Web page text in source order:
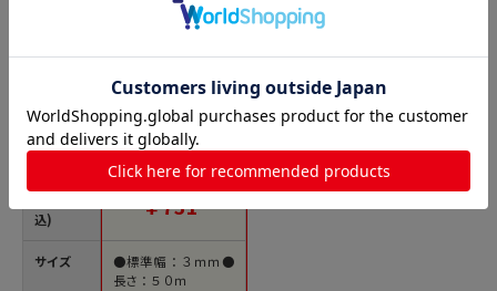
商品名
込)
サイズ
トラスコ中山 ユタカ
メイク 荷造り紐 紙ヒ
イト（ご注文単位1
巻）【直送品】
￥731
●標準幅：３ｍｍ●
長さ：５０ｍ